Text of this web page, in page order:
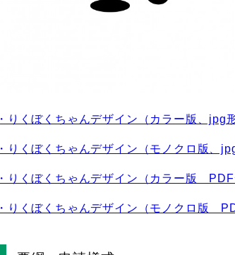
・りくぼくちゃんデザイン（カラー版、jpg
・りくぼくちゃんデザイン（モノクロ版、
・りくぼくちゃんデザイン（カラー版 PDF
・りくぼくちゃんデザイン（モノクロ版